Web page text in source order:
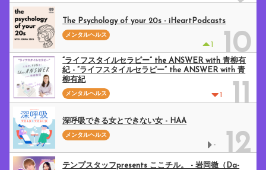
1 10
The Psychology of your 20s - iHeartPodcasts
メンタルヘルス
1 11
“ライフスタイルセラピー” the ANSWER with 青柳有
紀 - “ライフスタイルセラピー” the ANSWER with 青
柳有紀
メンタルヘルス
- 12
深呼吸できる女とできない女 - HAA
メンタルヘルス
テンプスタッフpresents ここチル。 - 岩岡徹（Da-